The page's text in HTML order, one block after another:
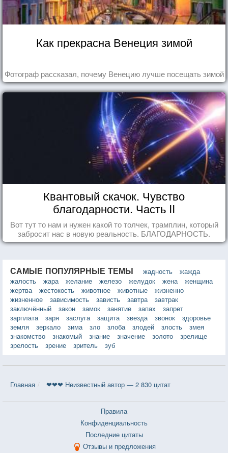
Как прекрасна Венеция зимой
Фотограф рассказал, почему Венецию лучше посещать зимой
Квантовый скачок. Чувство
благодарности. Часть II
Вот тут то нам и нужен какой то толчек, трамплин, который
забросит нас в новую реальность. БЛАГОДАРНОСТЬ.
САМЫЕ ПОПУЛЯРНЫЕ ТЕМЫ жадность
жажда
жалость
жара желание железо желудок жена
женщина
жертва
жестокость животное животные
жизненно
жизненное
зависимость зависть завтра
завтрак
заключённый
закон замок занятие запах
запрет
зарплата
заря заслуга защита звезда звонок
здоровье
земля
зеркало зима зло злоба злодей злость
змея
знакомство
знакомый знание значение золото
зрелище
зрелость
зрение зритель зуб
Главная ❤❤❤ Неизвестный автор — 2 830 цитат
Правила
Конфиденциальность
Последние цитаты
Отзывы и предложения